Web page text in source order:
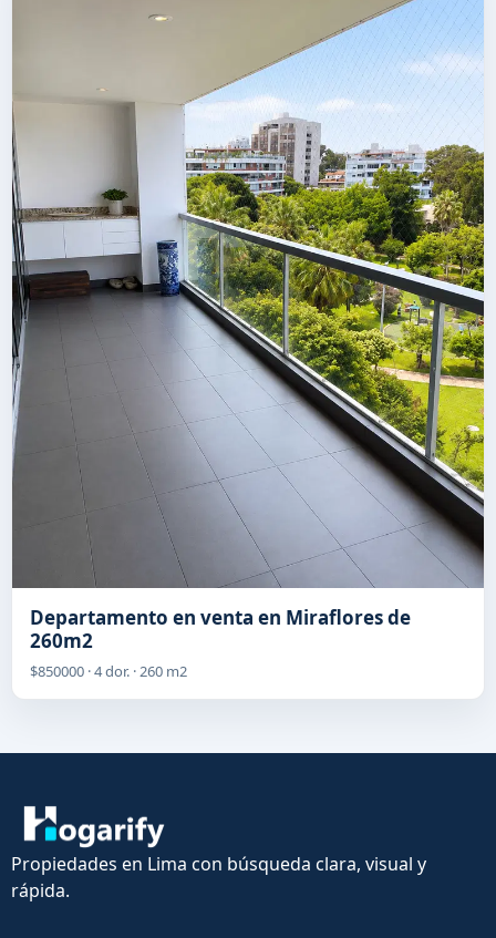
Departamento en venta en Miraflores de
260m2
$850000 · 4 dor. · 260 m2
Propiedades en Lima con búsqueda clara, visual y
rápida.